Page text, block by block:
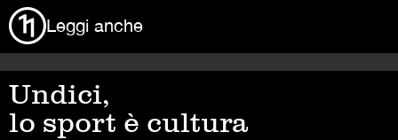
Leggi anche
Undici,
lo sport è cultura